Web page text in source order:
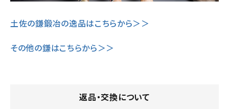
土佐の鎌鍛冶の逸品はこちらから＞＞
その他の鎌はこちらから＞＞
返品・交換について